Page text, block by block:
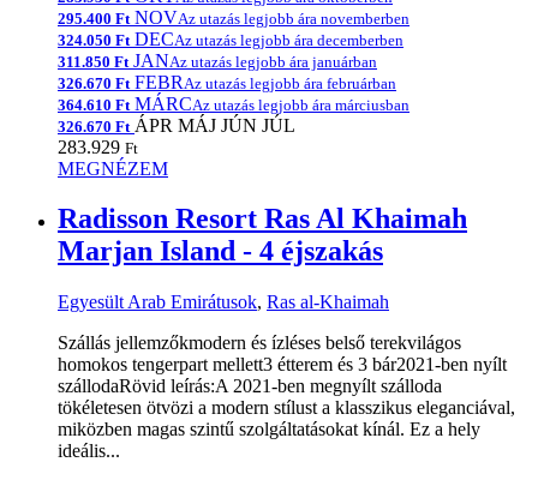
295.400 Ft NOVAz utazás legjobb ára novemberben
324.050 Ft DECAz utazás legjobb ára decemberben
311.850 Ft JANAz utazás legjobb ára januárban
326.670 Ft FEBR Az utazás legjobb ára februárban
364.610 Ft MÁRCAz utazás legjobb ára márciusban
326.670 Ft ÁPR MÁJ JÚN JÚL
283.929 Ft
MEGNÉZEM
Radisson Resort Ras Al Khaimah
Marjan Island - 4 éjszakás
Egyesült Arab Emirátusok, Ras al-Khaimah
Szállás jellemzőkmodern és ízléses belső terekvilágos
homokos tengerpart mellett3 étterem és 3 bár2021-ben nyílt
szállodaRövid leírás:A 2021-ben megnyílt szálloda
tökéletesen ötvözi a modern stílust a klasszikus eleganciával,
miközben magas szintű szolgáltatásokat kínál. Ez a hely
ideális...